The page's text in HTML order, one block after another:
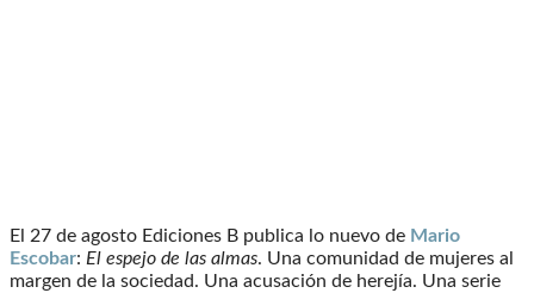
El 27 de agosto Ediciones B publica lo nuevo de Mario
Escobar: El espejo de las almas. Una comunidad de mujeres al
margen de la sociedad. Una acusación de herejía. Una serie